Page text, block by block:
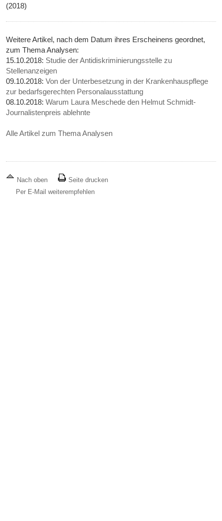
(2018)
Weitere Artikel, nach dem Datum ihres Erscheinens geordnet,
zum Thema Analysen:
15.10.2018: Studie der Antidiskriminierungsstelle zu
Stellenanzeigen
09.10.2018:Von der Unterbesetzung in der Krankenhauspflege
zur bedarfsgerechten Personalausstattung
08.10.2018:Warum Laura Meschede den Helmut Schmidt-
Journalistenpreis ablehnte
Alle Artikel zum Thema Analysen
Nach oben
Seite drucken
Per E-Mail weiterempfehlen